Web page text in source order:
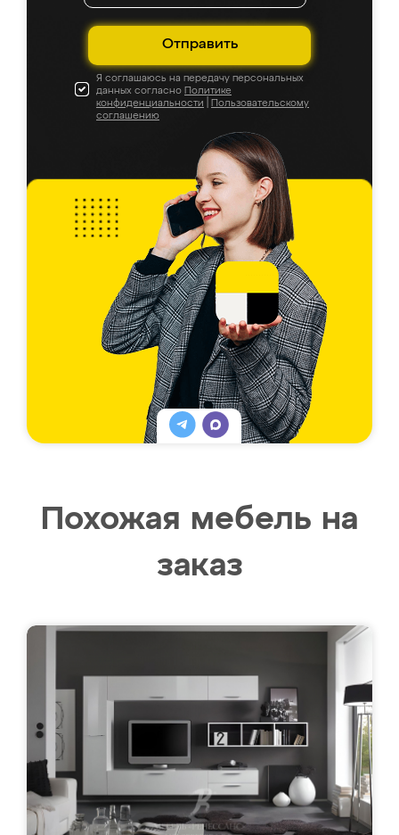
Отправить
Я соглашаюсь на передачу персональных
данных согласно Политике
конфиденциальности
Пользовательскому
соглашению
Похожая мебель на
заказ